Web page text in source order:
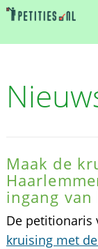
Maak de
ingang
De petitionaris
kruising met